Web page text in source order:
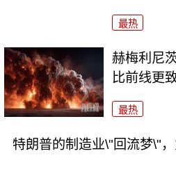
最热
赫梅利尼
比前线更
最热
特朗普的制造业\"回流梦\"，